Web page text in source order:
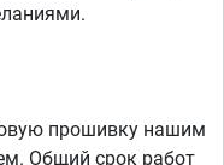
прошивку нашим
Общий срок работ